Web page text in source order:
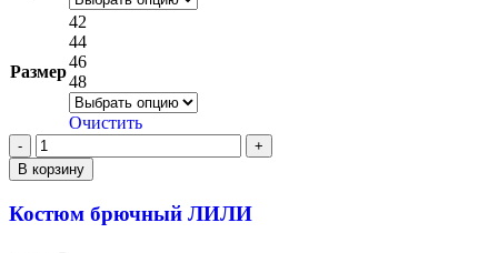
Размер
42
44
46
48
Очистить
В корзину
Костюм брючный ЛИЛИ